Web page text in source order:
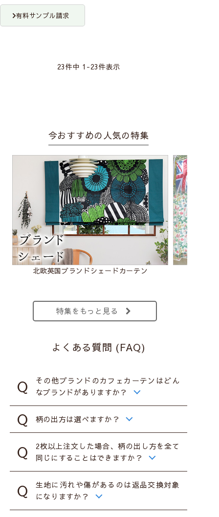
有料サンプル請求
23件中 1 -23件表示
今おすすめの人気の特集
北欧英国ブランドシェードカーテン
特集をもっと見る
よくある質問 (FAQ)
その他ブランドのカフェカーテンはどん
なブランドがありますか？
柄の出方は選べますか？
2枚以上注文した場合、柄の出し方を全て
同じにすることはできますか？
生地に汚れや傷があるのは返品交換対象
になりますか？